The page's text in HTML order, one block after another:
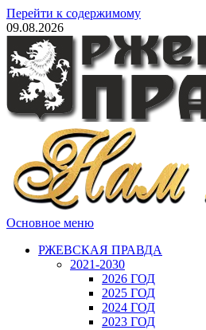
Перейти к содержимому
09.08.2026
Основное меню
РЖЕВСКАЯ ПРАВДА
2021-2030
2026 ГОД
2025 ГОД
2024 ГОД
2023 ГОД